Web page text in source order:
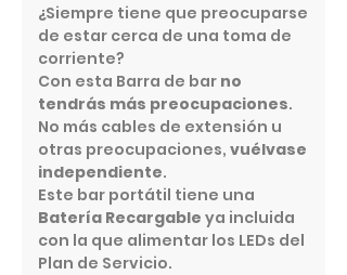
¿Siempre tiene que preocuparse
de estar cerca de una toma de
corriente?
Con esta Barra de bar no
tendrás más preocupaciones.
No más cables de extensión u
otras preocupaciones, vuélvase
independiente.
Este bar portátil tiene una
Batería Recargable ya incluida
con la que alimentar los LEDs del
Plan de Servicio.